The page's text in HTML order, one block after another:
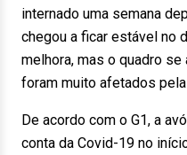
internado uma semana
chegou a ficar estável no
melhora, mas o quadro
foram muito afetados
De acordo com o G1, a
conta da Covid-19 no